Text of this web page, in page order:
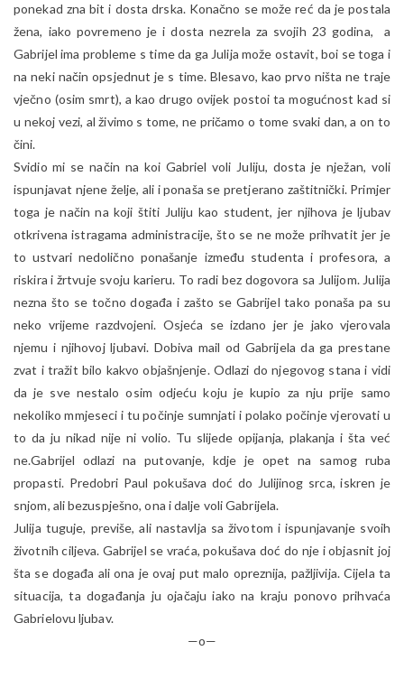
ponekad zna bit i dosta drska. Konačno se može reć da je postala
žena, iako povremeno je i dosta nezrela za svojih 23 godina, a
Gabrijel ima probleme s time da ga Julija može ostavit, boi se toga i
na neki način opsjednut je s time. Blesavo, kao prvo ništa ne traje
vječno (osim smrt), a kao drugo ovijek postoi ta mogućnost kad si
u nekoj vezi, al živimo s tome, ne pričamo o tome svaki dan, a on to
čini.
Svidio mi se način na koi Gabriel voli Juliju, dosta je nježan, voli
ispunjavat njene želje, ali i ponaša se pretjerano zaštitnički. Primjer
toga je način na koji štiti Juliju kao student, jer njihova je ljubav
otkrivena istragama administracije, što se ne može prihvatit jer je
to ustvari nedolično ponašanje između studenta i profesora, a
riskira i žrtvuje svoju karieru. To radi bez dogovora sa Julijom. Julija
nezna što se točno događa i zašto se Gabrijel tako ponaša pa su
neko vrijeme razdvojeni. Osjeća se izdano jer je jako vjerovala
njemu i njihovoj ljubavi. Dobiva mail od Gabrijela da ga prestane
zvat i tražit bilo kakvo objašnjenje. Odlazi do njegovog stana i vidi
da je sve nestalo osim odjeću koju je kupio za nju prije samo
nekoliko mmjeseci i tu počinje sumnjati i polako počinje vjerovati u
to da ju nikad nije ni volio. Tu slijede opijanja, plakanja i šta već
ne.Gabrijel odlazi na putovanje, kdje je opet na samog ruba
propasti. Predobri Paul pokušava doć do Julijinog srca, iskren je
snjom, ali bezuspješno, ona i dalje voli Gabrijela.
Julija tuguje, previše, ali nastavlja sa životom i ispunjavanje svoih
životnih ciljeva. Gabrijel se vraća, pokušava doć do nje i objasnit joj
šta se događa ali ona je ovaj put malo opreznija, pažljivija. Cijela ta
situacija, ta događanja ju ojačaju iako na kraju ponovo prihvaća
Gabrielovu ljubav.
—o—